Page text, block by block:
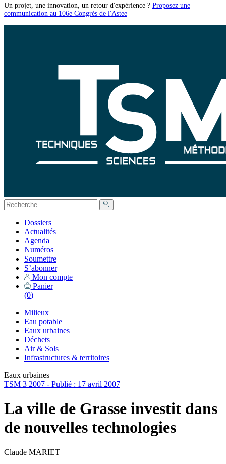
Un projet, une innovation, un retour d'expérience ? Proposez une
communication au 106e Congrès de l'Astee
Dossiers
Actualités
Agenda
Numéros
Soumettre
S’abonner
Mon compte
Panier
(0)
Milieux
Eau potable
Eaux urbaines
Déchets
Air & Sols
Infrastructures & territoires
Eaux urbaines
TSM 3 2007 - Publié : 17 avril 2007
La ville de Grasse investit dans
de nouvelles technologies
Claude MARIET